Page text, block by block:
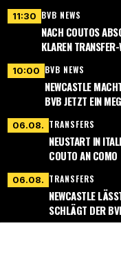
11:30 BVB NEWS
NACH COUTOS
KLAREN
10:00 BVB NEWS
NEWCASTLE
BVB JETZT EIN
NMECHA?
06.08. TRANSFERS
NEUSTART IN
COUTO AN COMO
06.08. TRANSFERS
NEWCASTLE
SCHLÄGT DER